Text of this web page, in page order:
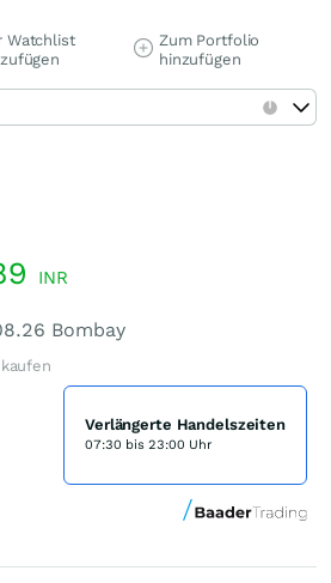
Watchlist
Zum Portfolio
hinzufügen
INR
Bombay
Verlängerte Handelszeiten
07:30 bis 23:00 Uhr